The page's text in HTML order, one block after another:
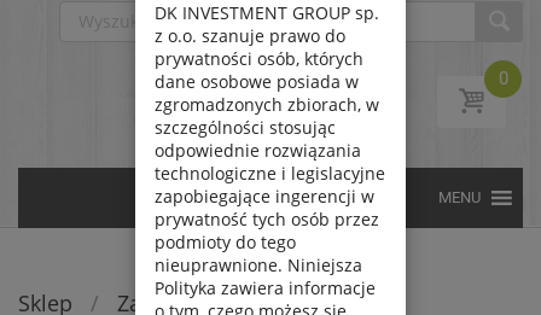
0
Sklep / Zabawki / Gry
DK INVESTMENT GROUP sp.
z o.o. szanuje prawo do
prywatności osób, których
dane osobowe posiada w
zgromadzonych zbiorach, w
szczególności stosując
odpowiednie rozwiązania
technologiczne i legislacyjne
zapobiegające ingerencji w
prywatność tych osób przez
podmioty do tego
nieuprawnione. Niniejsza
Polityka zawiera informacje